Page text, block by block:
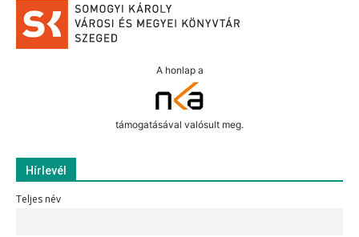
A honlap a
támogatásával valósult meg.
Hírlevél
Teljes név